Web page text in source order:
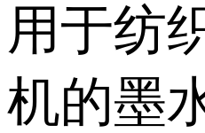
用于纺
机的墨